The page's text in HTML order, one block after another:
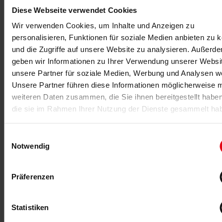
Diese Webseite verwendet Cookies
Wir verwenden Cookies, um Inhalte und Anzeigen zu
personalisieren, Funktionen für soziale Medien anbieten zu
und die Zugriffe auf unsere Website zu analysieren.
geben wir Informationen zu Ihrer Verwendung unserer
unsere Partner für soziale Medien, Werbung und Analysen
Unsere Partner führen diese Informationen möglicherweise
weiteren Daten zusammen, die Sie ihnen bereitgestellt
die sie im Rahmen Ihrer Nutzung der Dienste gesammelt
Notwendig
Präferenzen
Statistiken
Matrix: starker Partner für das
Deutsche Haus
Matrixist offizieller Partner Deutsches Haus bei
den Olympischen und Paralympischen
Winterspielen Mailand-Cortina 2026. Für die
optimale Fitness der Athletinnen und Athleten
steht ihnen erneut der Team-Deutschland-
Performance-Hub zur Verfügung. Diesen stattet
das Unternehmen aus Frechen mit modernsten
Geräten für Training und Regeneration aus. „Als
unseren Geräten auszustatten. Unser Anspruch ist
Rahmenbedingungen für unsere Athletinnen und
Clubs. Und weiter: „Wir freuen uns auf eine